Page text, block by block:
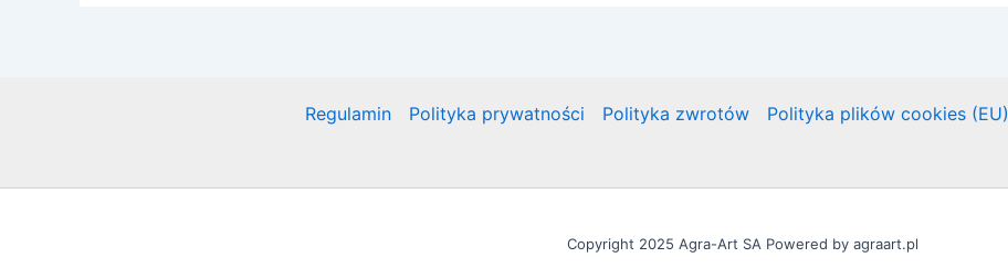
Regulamin Polityka prywatności Polityka zwrotów Polityka plików cookies (EU)
Copyright 2025 Agra-Art SA Powered by agraart.pl